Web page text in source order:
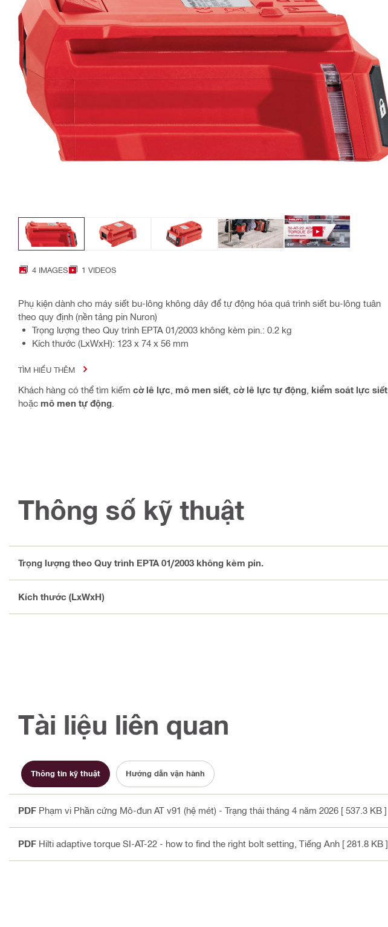
4 IMAGES 1 VIDEOS
Phụ kiện dành cho máy siết bu-lông không dây để tự động hóa quá trình siết bu-lông tuân
theo quy định (nền tảng pin Nuron)
Trọng lượng theo Quy trình EPTA 01/2003 không kèm pin.: 0.2 kg
Kích thước (LxWxH): 123 x 74 x 56 mm
TÌM HIỂU THÊM
Khách hàng có thể tìm kiếm cờ lê lực mô men siết cờ lê lực tự động kiểm soát lực siết
hoặc mô men tự động
Thông số kỹ thuật
Trọng lượng theo Quy trình EPTA 01/2003 không kèm pin.
Kích thước (LxWxH)
Tài liệu liên quan
Thông tin kỹ thuật Hướng dẫn vận hành
PDF Phạm vi Phần cứng Mô-đun AT v91 (hệ mét) - Trạng thái tháng 4 năm 2026 [ 537.3 KB ]
PDF Hilti adaptive torque SI-AT-22 - how to find the right bolt setting , Tiếng Anh [ 281.8 KB ]